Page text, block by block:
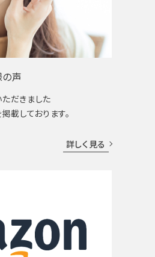
声
だきました
載しております。
詳しく見る